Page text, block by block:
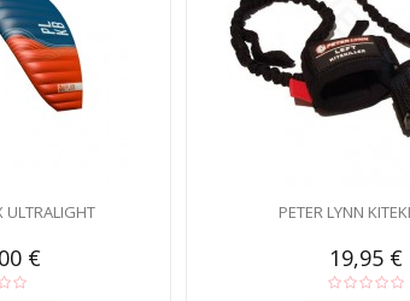
ULTRALIGHT
€
PETER LYNN
19,95 €